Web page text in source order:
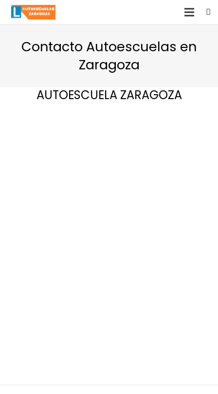
Contacto Autoescuelas en
Zaragoza
AUTOESCUELA ZARAGOZA